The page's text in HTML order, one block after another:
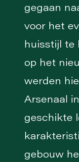
gegaan
voor het
huisstijl te
op het
werden
Arsenaal
geschikte
gebouw